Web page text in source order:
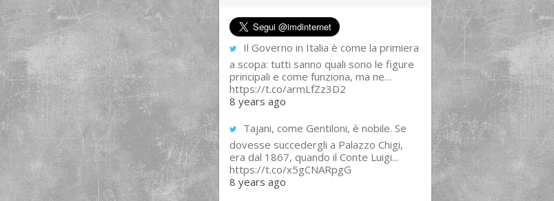
Il Governo in Italia è come la primiera
a scopa: tutti sanno quali sono le figure
principali e come funziona, ma ne…
https://t.co/armLfZz3D2
8 years ago
Tajani, come Gentiloni, è nobile. Se
dovesse succedergli a Palazzo Chigi,
era dal 1867, quando il Conte Luigi...
https://t.co/x5gCNARpgG
8 years ago